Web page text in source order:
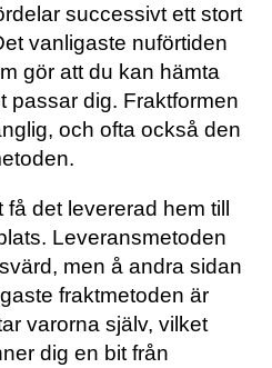
successivt ett stort
vanligaste nuförtiden
gör att du kan hämta
passar dig. Fraktformen
och ofta också den
det levererad hem till
Leveransmetoden
men å andra sidan
fraktmetoden är
varorna själv, vilket
dig en bit från